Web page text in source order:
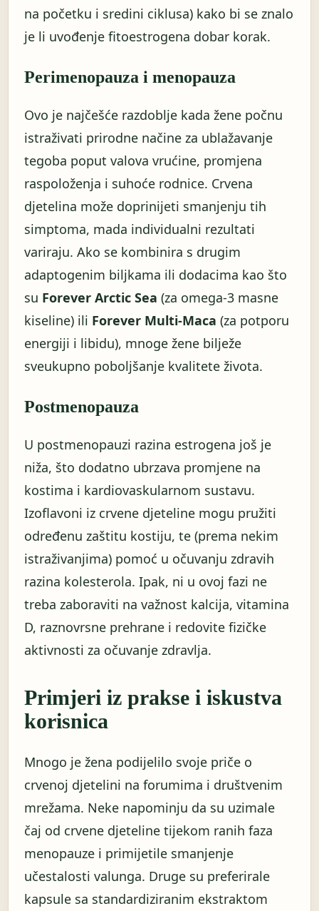
na početku i sredini ciklusa) kako bi se znalo
je li uvođenje fitoestrogena dobar korak.
Perimenopauza i menopauza
Ovo je najčešće razdoblje kada žene počnu
istraživati prirodne načine za ublažavanje
tegoba poput valova vrućine, promjena
raspoloženja i suhoće rodnice. Crvena
djetelina može doprinijeti smanjenju tih
simptoma, mada individualni rezultati
variraju. Ako se kombinira s drugim
adaptogenim biljkama ili dodacima kao što
su Forever Arctic Sea (za omega-3 masne
kiseline) ili Forever Multi-Maca (za potporu
energiji i libidu), mnoge žene bilježe
sveukupno poboljšanje kvalitete života.
Postmenopauza
U postmenopauzi razina estrogena još je
niža, što dodatno ubrzava promjene na
kostima i kardiovaskularnom sustavu.
Izoflavoni iz crvene djeteline mogu pružiti
određenu zaštitu kostiju, te (prema nekim
istraživanjima) pomoć u očuvanju zdravih
razina kolesterola. Ipak, ni u ovoj fazi ne
treba zaboraviti na važnost kalcija, vitamina
D, raznovrsne prehrane i redovite fizičke
aktivnosti za očuvanje zdravlja.
Primjeri iz prakse i iskustva
korisnica
Mnogo je žena podijelilo svoje priče o
crvenoj djetelini na forumima i društvenim
mrežama. Neke napominju da su uzimale
čaj od crvene djeteline tijekom ranih faza
menopauze i primijetile smanjenje
učestalosti valunga. Druge su preferirale
kapsule sa standardiziranim ekstraktom